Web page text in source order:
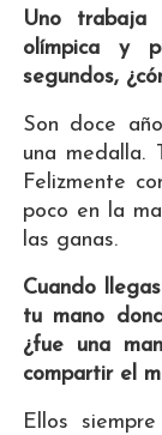
Uno
olímpica y
segundos,
Son doce
una medalla.
Felizmente
poco en la
las ganas.
Cuando
tu mano
¿fue una
compartir el
Ellos